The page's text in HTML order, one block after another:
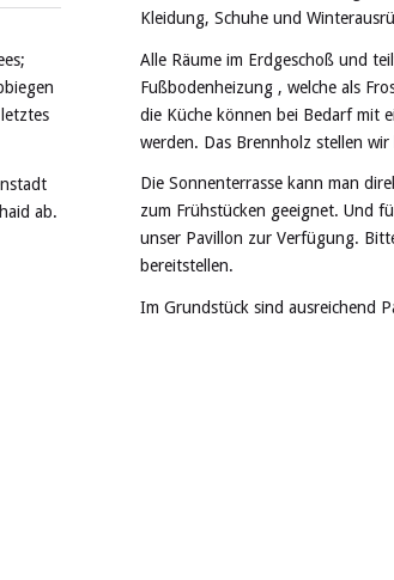
ab.
Kleidung, Schuhe und
Alle Räume im Erdgeschoß und
Fußbodenheizung , welche als
die Küche können bei Bedarf mit
werden. Das Brennholz stellen
Die Sonnenterrasse kann man
zum Frühstücken geeignet. Und
unser Pavillon zur Verfügung.
bereitstellen.
Im Grundstück sind ausreichend